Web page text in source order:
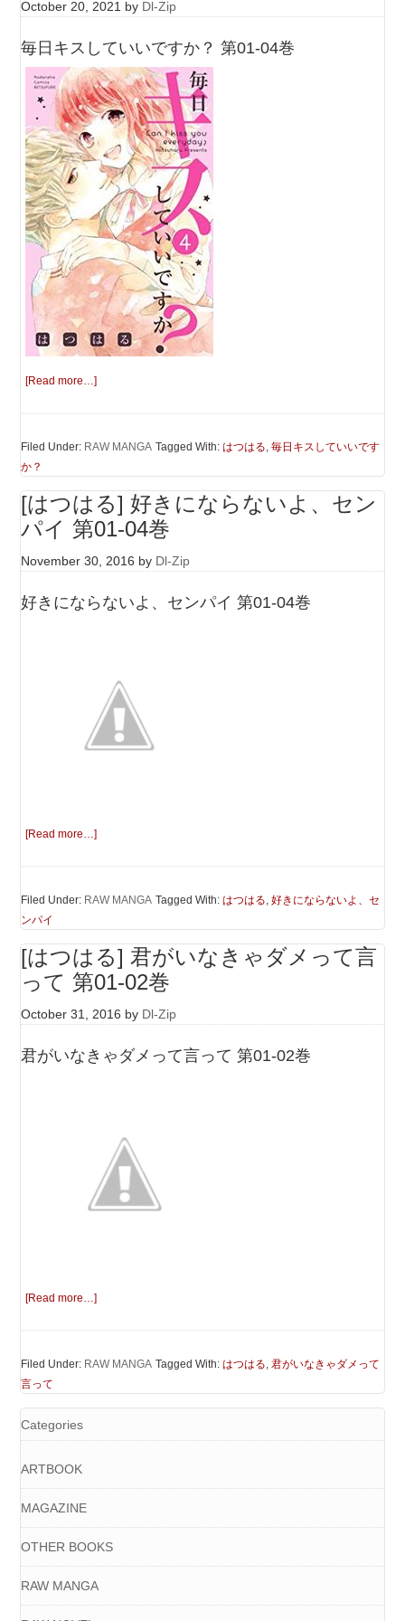
October 20, 2021 by Dl-Zip
毎日キスしていいですか？ 第01-04巻
[Read more…]
Filed Under: RAW MANGA Tagged With:はつはる,毎日キスしていいです
か？
[はつはる] 好きにならないよ、セン
パイ 第01-04巻
November 30, 2016 by Dl-Zip
好きにならないよ、センパイ 第01-04巻
[Read more…]
Filed Under: RAW MANGA Tagged With:はつはる,好きにならないよ、セ
ンパイ
[はつはる] 君がいなきゃダメって言
って 第01-02巻
October 31, 2016 by Dl-Zip
君がいなきゃダメって言って 第01-02巻
[Read more…]
Filed Under: RAW MANGA Tagged With:はつはる,君がいなきゃダメって
言って
Categories
ARTBOOK
MAGAZINE
OTHER BOOKS
RAW MANGA